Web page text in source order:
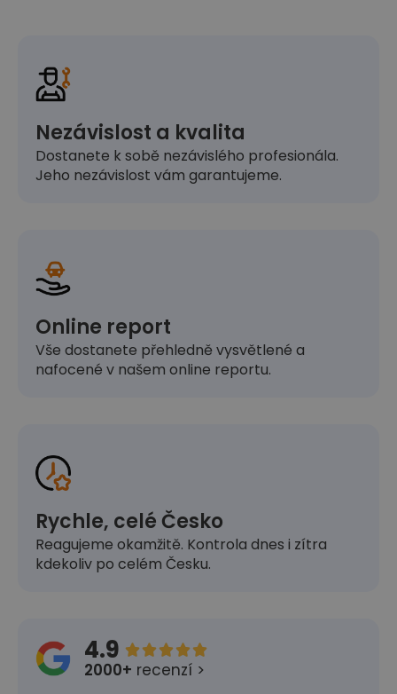
Nezávislost a kvalita
Dostanete k sobě nezávislého profesionála.
Jeho nezávislost vám garantujeme.
Online report
Vše dostanete přehledně vysvětlené a
nafocené v našem online reportu.
Rychle, celé Česko
Reagujeme okamžitě. Kontrola dnes i zítra
kdekoliv po celém Česku.
4.9 
2000+ recenzí >